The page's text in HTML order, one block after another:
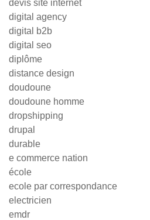
devis site internet
digital agency
digital b2b
digital seo
diplôme
distance design
doudoune
doudoune homme
dropshipping
drupal
durable
e commerce nation
école
ecole par correspondance
electricien
emdr